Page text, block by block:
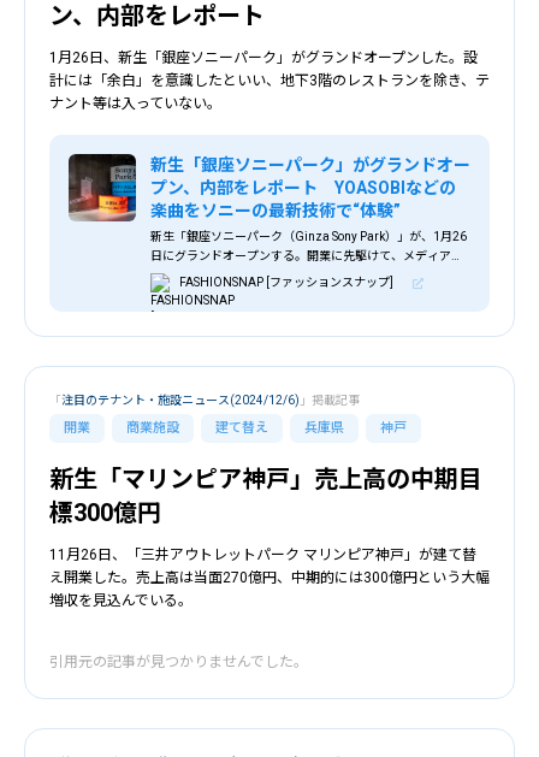
ン、内部をレポート
1月26日、新生「銀座ソニーパーク」がグランドオープンした。設
計には「余白」を意識したといい、地下3階のレストランを除き、テ
ナント等は入っていない。
新生「銀座ソニーパーク」がグランドオー
プン、内部をレポート YOASOBIなどの
楽曲をソニーの最新技術で“体験”
新生「銀座ソニーパーク（Ginza Sony Park）」が、1月26
日にグランドオープンする。開業に先駆けて、メディア向
けの先行内覧会を開催した。
FASHIONSNAP [ファッションスナップ]
開業 商業施設 建て替え 兵庫県 神戸
「注目のテナント・施設ニュース(2024/12/6) 」掲載記事
新生「マリンピア神戸」売上高の中期目
標300億円
11月26日、「三井アウトレットパーク マリンピア神戸」が建て替
え開業した。売上高は当面270億円、中期的には300億円という大幅
増収を見込んでいる。
引用元の記事が見つかりませんでした。